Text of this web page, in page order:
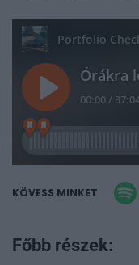
KÖVESS MINKET
Főbb részek: